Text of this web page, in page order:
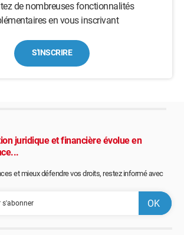
de nombreuses fonctionnalités
en vous inscrivant
S'INSCRIRE
juridique et financière évolue en
et mieux défendre vos droits, restez informé avec